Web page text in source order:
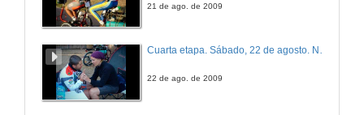
21 de ago. de 2009
Cuarta etapa. Sábado, 22 de agosto. Navarrete - Belorado
22 de ago. de 2009